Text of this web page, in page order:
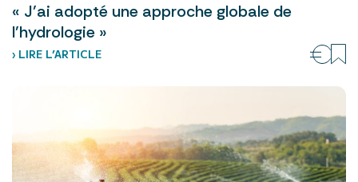
« J’ai adopté une approche globale de
l’hydrologie »
› LIRE L’ARTICLE